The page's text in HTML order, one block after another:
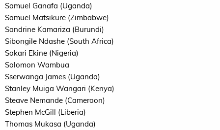
Samuel Ganafa (Uganda)
Samuel Matsikure (Zimbabwe)
Sandrine Kamariza (Burundi)
Sibongile Ndashe (South Africa)
Sokari Ekine (Nigeria)
Solomon Wambua
Sserwanga James (Uganda)
Stanley Muiga Wangari (Kenya)
Steave Nemande (Cameroon)
Stephen McGill (Liberia)
Thomas Mukasa (Uganda)